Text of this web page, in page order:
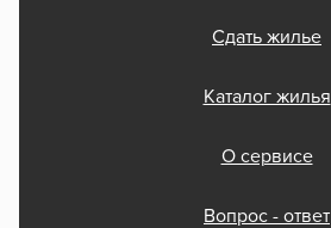
Сдать жилье
Каталог жилья
О сервисе
Вопрос - ответ